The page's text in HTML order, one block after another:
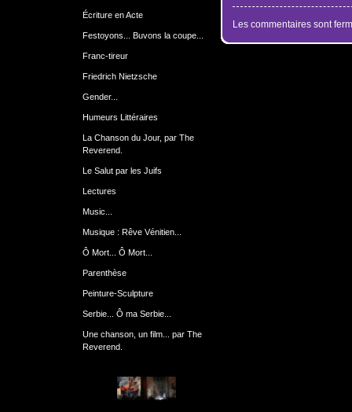
Écriture en Acte
Festoyons... Buvons la coupe...
Franc-tireur
Friedrich Nietzsche
Gender...
Humeurs Littéraires
La Chanson du Jour, par The
Reverend.
Le Salut par les Juifs
Lectures
Music...
Musique : Rêve Vénitien...
Ô Mort... Ô Mort...
Parenthèse
Peinture-Sculpture
Serbie... Ô ma Serbie...
Une chanson, un film... par The
Reverend.
Les commentaires sont